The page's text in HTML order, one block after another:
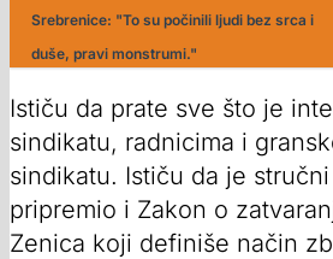
Srebrenice: "To su počinili ljudi bez srca i
duše, pravi monstrumi."
Ističu da prate sve što je
sindikatu, radnicima i
sindikatu. Ističu da je
pripremio i Zakon o
Zenica koji definiše način